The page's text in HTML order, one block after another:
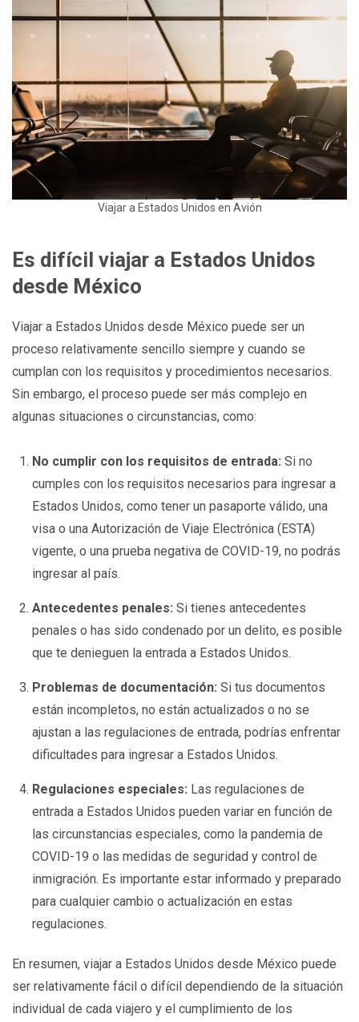
Viajar a Estados Unidos en Avión
Es difícil viajar a Estados Unidos
desde México
Viajar a Estados Unidos desde México puede ser un
proceso relativamente sencillo siempre y cuando se
cumplan con los requisitos y procedimientos necesarios.
Sin embargo, el proceso puede ser más complejo en
algunas situaciones o circunstancias, como:
No cumplir con los requisitos de entrada: Si no
cumples con los requisitos necesarios para ingresar a
Estados Unidos, como tener un pasaporte válido, una
visa o una Autorización de Viaje Electrónica (ESTA)
vigente, o una prueba negativa de COVID-19, no podrás
ingresar al país.
Antecedentes penales:Si tienes antecedentes
penales o has sido condenado por un delito, es posible
que te denieguen la entrada a Estados Unidos.
Problemas de documentación:Si tus documentos
están incompletos, no están actualizados o no se
ajustan a las regulaciones de entrada, podrías enfrentar
dificultades para ingresar a Estados Unidos.
Regulaciones especiales: Las regulaciones de
entrada a Estados Unidos pueden variar en función de
las circunstancias especiales, como la pandemia de
COVID-19 o las medidas de seguridad y control de
inmigración. Es importante estar informado y preparado
para cualquier cambio o actualización en estas
regulaciones.
En resumen, viajar a Estados Unidos desde México puede
ser relativamente fácil o difícil dependiendo de la situación
individual de cada viajero y el cumplimiento de los